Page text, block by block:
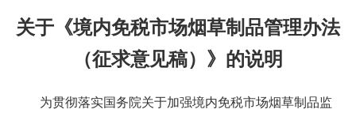
关于《境内免税市场烟草制品管理办法
（征求意见稿）》的说明
为贯彻落实国务院关于加强境内免税市场烟草制品监